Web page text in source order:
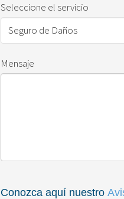
Seleccione el servicio
Mensaje
Conozca aquí nuestro